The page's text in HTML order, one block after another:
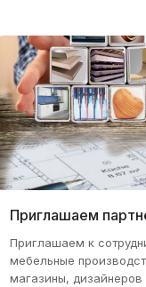
Приглашаем
Приглашаем к
мебельные
магазины, дизайнеров